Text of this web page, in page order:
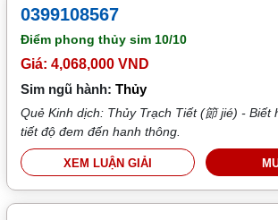
0399108567
Điểm phong thủy sim 10/10
Giá: 4,068,000 VND
Sim ngũ hành:Thủy
Quẻ Kinh dịch: Thủy Trạch Tiết (節 jié) - Biết
tiết độ đem đến hanh thông.
XEM LUẬN GIẢI